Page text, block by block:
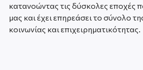
κατανοώντας τις δύσκολες εποχές
μας και έχει επηρεάσει το σύνολο
κοινωνίας και επιχειρηματικότητας.